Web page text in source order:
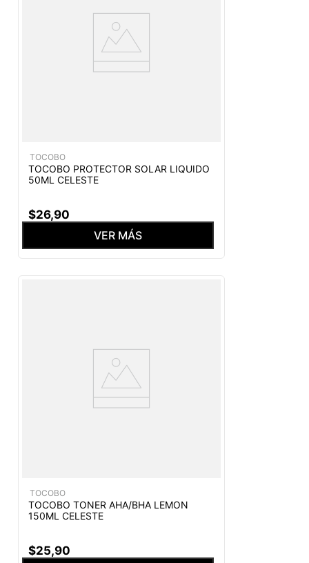
TOCOBO
TOCOBO PROTECTOR SOLAR LIQUIDO
50ML CELESTE
$26,90
VER MÁS
TOCOBO
TOCOBO TONER AHA/BHA LEMON
150ML CELESTE
$25,90